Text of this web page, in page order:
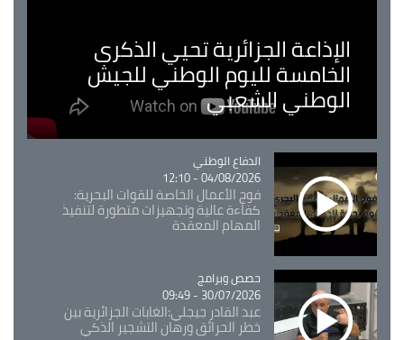
الإذاعة الجزائرية تحيي الذكرى
الخامسة لليوم الوطني للجيش
الوطني الشعبي
Catégorie
الدفاع الوطني
04/08/2026 - 12:10
فوج الأعمال الخاصة للقوات البحرية:
كفاءة عالية وتجهيزات متطورة لتنفيذ
المهام المعقدة
Catégorie
حصص وبرامج
30/07/2026 - 09:49
عبد القادر جيجلي:الغابات الجزائرية بين
خطر الحرائق ورهان التشجير الذكي